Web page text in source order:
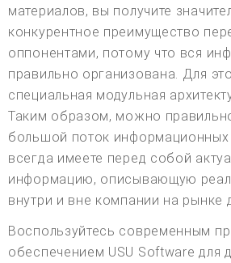
материалов, вы получите
конкурентное преимущество
оппонентами, потому что вся
правильно организована. Для
специальная модульная
Таким образом, можно
большой поток информационных
всегда имеете перед собой
информацию, описывающую
внутри и вне компании на рынке
Воспользуйтесь современным
обеспечением USU Software для